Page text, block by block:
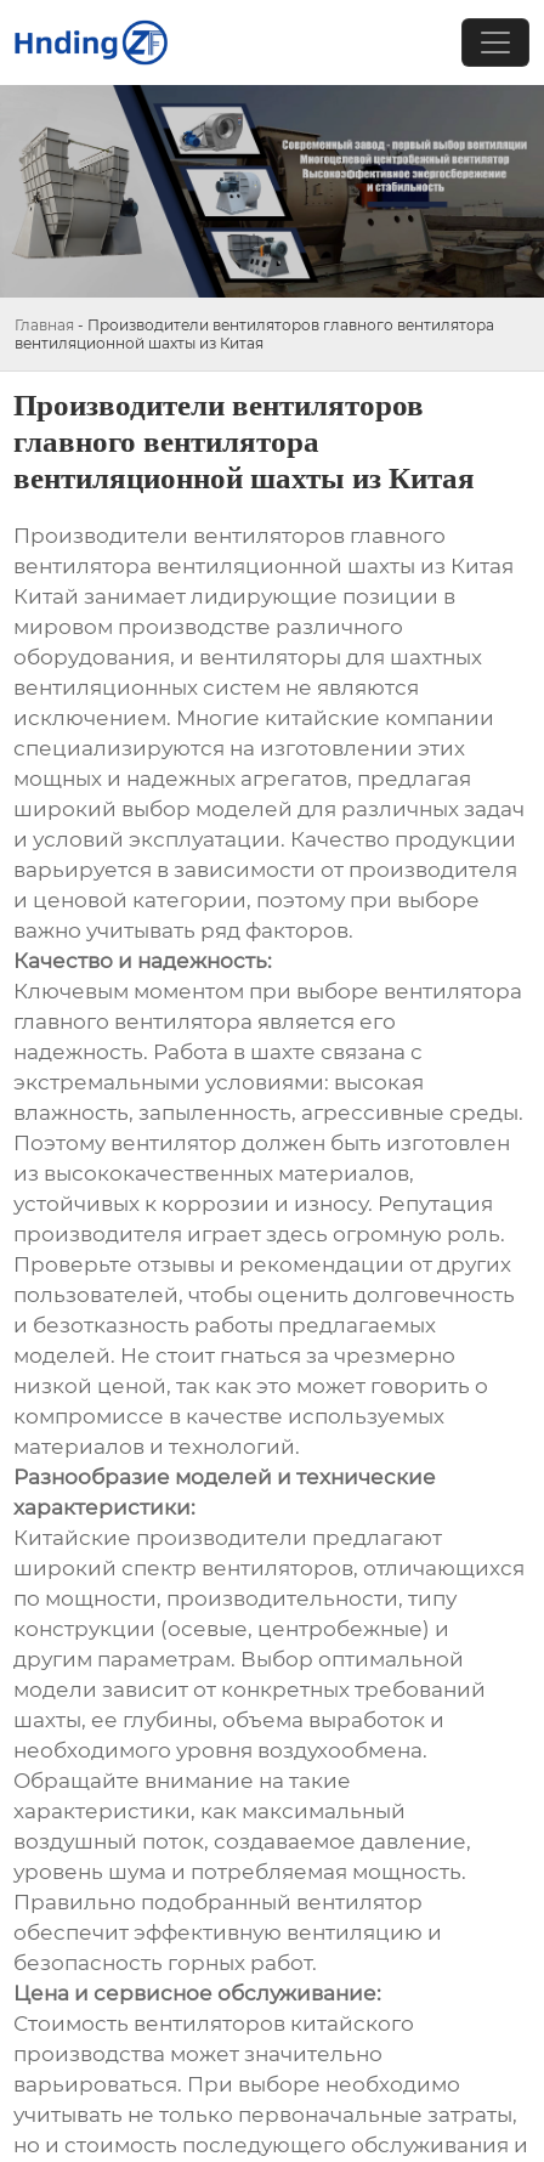
Главная - Производители вентиляторов главного вентилятора
вентиляционной шахты из Китая
Производители вентиляторов
главного вентилятора
вентиляционной шахты из Китая
Производители вентиляторов главного
вентилятора вентиляционной шахты из Китая
Китай занимает лидирующие позиции в
мировом производстве различного
оборудования, и вентиляторы для шахтных
вентиляционных систем не являются
исключением. Многие китайские компании
специализируются на изготовлении этих
мощных и надежных агрегатов, предлагая
широкий выбор моделей для различных задач
и условий эксплуатации. Качество продукции
варьируется в зависимости от производителя
и ценовой категории, поэтому при выборе
важно учитывать ряд факторов.
Качество и надежность:
Ключевым моментом при выборе вентилятора
главного вентилятора является его
надежность. Работа в шахте связана с
экстремальными условиями: высокая
влажность, запыленность, агрессивные среды.
Поэтому вентилятор должен быть изготовлен
из высококачественных материалов,
устойчивых к коррозии и износу. Репутация
производителя играет здесь огромную роль.
Проверьте отзывы и рекомендации от других
пользователей, чтобы оценить долговечность
и безотказность работы предлагаемых
моделей. Не стоит гнаться за чрезмерно
низкой ценой, так как это может говорить о
компромиссе в качестве используемых
материалов и технологий.
Разнообразие моделей и технические
характеристики:
Китайские производители предлагают
широкий спектр вентиляторов, отличающихся
по мощности, производительности, типу
конструкции (осевые, центробежные) и
другим параметрам. Выбор оптимальной
модели зависит от конкретных требований
шахты, ее глубины, объема выработок и
необходимого уровня воздухообмена.
Обращайте внимание на такие
характеристики, как максимальный
воздушный поток, создаваемое давление,
уровень шума и потребляемая мощность.
Правильно подобранный вентилятор
обеспечит эффективную вентиляцию и
безопасность горных работ.
Цена и сервисное обслуживание:
Стоимость вентиляторов китайского
производства может значительно
варьироваться. При выборе необходимо
учитывать не только первоначальные затраты,
но и стоимость последующего обслуживания и